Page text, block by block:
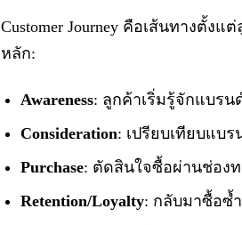
Customer Journey คือเส้นทางตั้
หลัก:
Awareness: ลูกค้าเริ่มรู้จักแบร
Consideration: เปรียบเทียบแบ
Purchase: ตัดสินใจซื้อผ่านช่อง
Retention/Loyalty: กลับมาซื้อซ้